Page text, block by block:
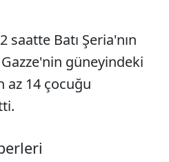
saatte Batı Şeria'nın
güneyindeki
az 14 çocuğu